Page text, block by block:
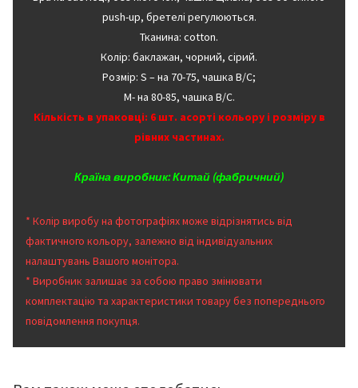
push-up, бретелі регулюються.
Тканина: cotton.
Колір: баклажан, чорний, сірий.
Розмір: S – на 70-75, чашка В/С;
М- на 80-85, чашка В/С.
Кількість в упаковці: 6 шт. асорті кольору і розміру в
рівних частинах.
Країна виробник: Китай (фабричний)
* Колір виробу на фотографіях може відрізнятись від
фактичного кольору, залежно від індивідуальних
налаштувань Вашого монітора.
* Виробник залишає за собою право змінювати
комплектацію та характеристики товару без попереднього
повідомлення покупця.